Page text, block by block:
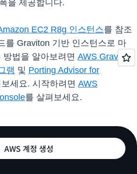
을 제공합니다.
EC2 R8g 인스턴스를 참조
를 Graviton 기반 인스턴스로 마
방법을 알아보려면 AWS Graviton
램 및 Porting Advisor for
세요. 시작하려면 AWS
를 살펴보세요.
AWS 계정 생성